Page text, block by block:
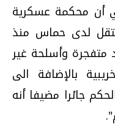
أن محكمة عسكرية
لدى حماس منذ
متفجرة وأسلحة غير
بالإضافة الى
جائرا مضيفا أنه